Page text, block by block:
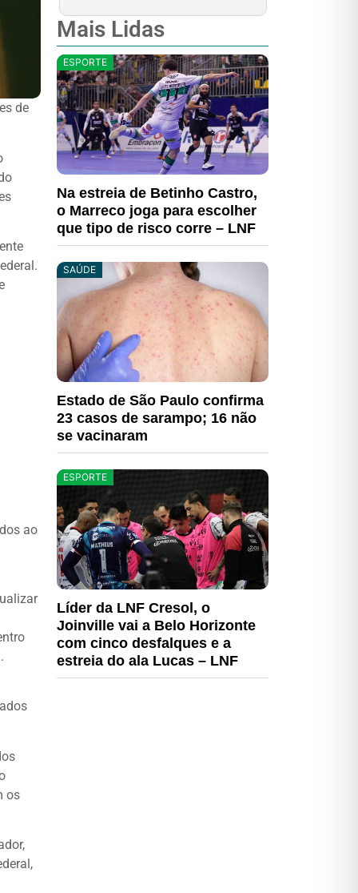
de
ao
os
Mais Lidas
ESPORTE
Na estreia de Betinho Castro,
o Marreco joga para escolher
que tipo de risco corre – LNF
SAÚDE
Estado de São Paulo confirma
23 casos de sarampo; 16 não
se vacinaram
ESPORTE
Líder da LNF Cresol, o
Joinville vai a Belo Horizonte
com cinco desfalques e a
estreia do ala Lucas – LNF